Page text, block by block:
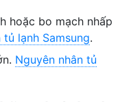
hoặc bo mạch nhấp
lạnh Samsung.
Nguyên nhân tủ